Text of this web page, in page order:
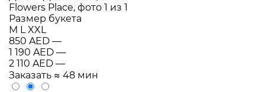
Размер букета
M LXXL
850 AED —
1 190 AED —
2 110 AED —
Заказать ≈ 48 мин